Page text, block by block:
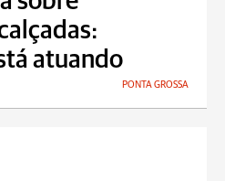
atuando
PONTA GROSSA